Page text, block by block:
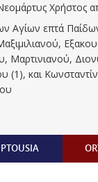
Χρήστος
Aγίων επτά
Mαρτινιανού,
(1), και